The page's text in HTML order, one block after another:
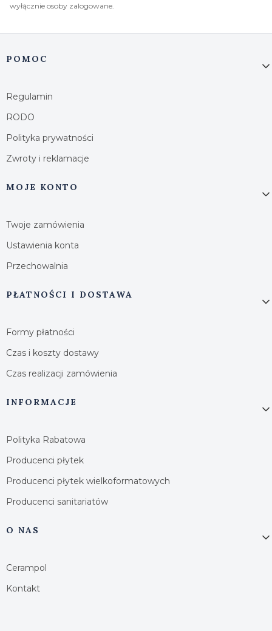
wyłącznie osoby zalogowane.
Linki w stopce
POMOC
Regulamin
RODO
Polityka prywatności
Zwroty i reklamacje
MOJE KONTO
Twoje zamówienia
Ustawienia konta
Przechowalnia
PŁATNOŚCI I DOSTAWA
Formy płatności
Czas i koszty dostawy
Czas realizacji zamówienia
INFORMACJE
Polityka Rabatowa
Producenci płytek
Producenci płytek wielkoformatowych
Producenci sanitariatów
O NAS
Cerampol
Kontakt